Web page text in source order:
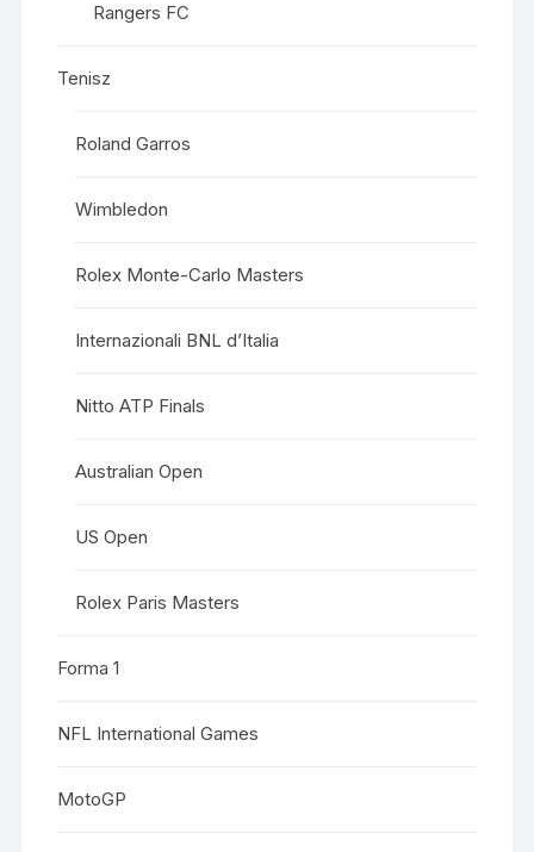
Rangers FC
Tenisz
Roland Garros
Wimbledon
Rolex Monte-Carlo Masters
Internazionali BNL d’Italia
Nitto ATP Finals
Australian Open
US Open
Rolex Paris Masters
Forma 1
NFL International Games
MotoGP